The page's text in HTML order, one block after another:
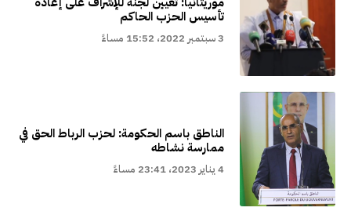
تأسيس الحزب الحاكم
3 سبتمبر 2022، 15:52 مساءً
الناطق باسم الحكومة: لحزب الرباط الحق في
ممارسة نشاطه
4 يناير 2023، 23:41 مساءً